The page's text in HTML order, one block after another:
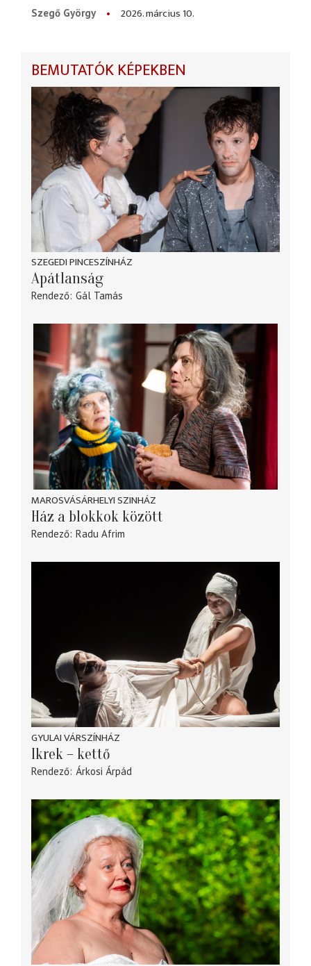
Szegő György
2026. március 10.
BEMUTATÓK KÉPEKBEN
SZEGEDI PINCESZÍNHÁZ
Apátlanság
Rendező Gál Tamás
MAROSVÁSÁRHELYI SZINHÁZ
Ház a blokkok között
Rendező Radu Afrim
GYULAI VÁRSZÍNHÁZ
Ikrek – kettő
Rendező Árkosi Árpád